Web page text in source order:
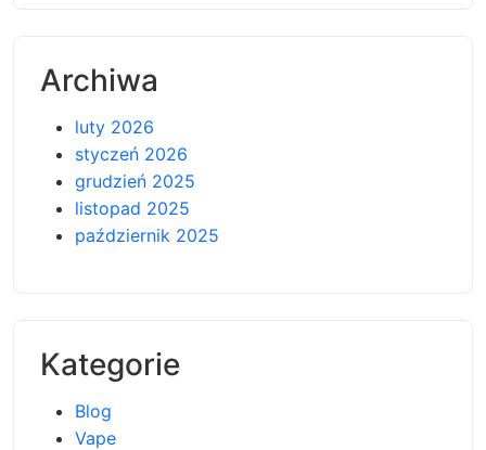
Archiwa
luty 2026
styczeń 2026
grudzień 2025
listopad 2025
październik 2025
Kategorie
Blog
Vape